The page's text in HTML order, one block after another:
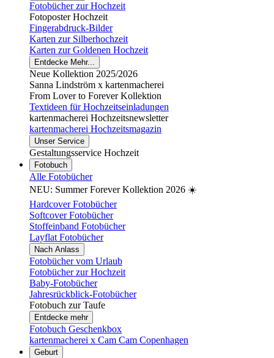
Fotobücher zur Hochzeit
Fotoposter Hochzeit
Fingerabdruck-Bilder
Karten zur Silberhochzeit
Karten zur Goldenen Hochzeit
Entdecke Mehr...
Neue Kollektion 2025/2026
Sanna Lindström x kartenmacherei
From Lover to Forever Kollektion
Textideen für Hochzeitseinladungen
kartenmacherei Hochzeitsnewsletter
kartenmacherei Hochzeitsmagazin
Unser Service
Gestaltungsservice Hochzeit
Fotobuch
Alle Fotobücher
NEU: Summer Forever Kollektion 2026 ☀️
Hardcover Fotobücher
Softcover Fotobücher
Stoffeinband Fotobücher
Layflat Fotobücher
Nach Anlass
Fotobücher vom Urlaub
Fotobücher zur Hochzeit
Baby-Fotobücher
Jahresrückblick-Fotobücher
Fotobuch zur Taufe
Entdecke mehr
Fotobuch Geschenkbox
kartenmacherei x Cam Cam Copenhagen
Geburt